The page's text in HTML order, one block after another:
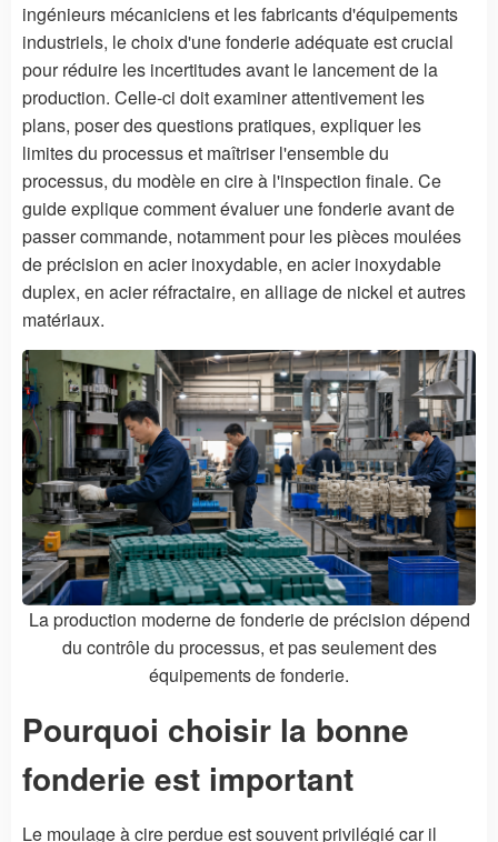
ingénieurs mécaniciens et les fabricants d'équipements
industriels, le choix d'une fonderie adéquate est crucial
pour réduire les incertitudes avant le lancement de la
production. Celle-ci doit examiner attentivement les
plans, poser des questions pratiques, expliquer les
limites du processus et maîtriser l'ensemble du
processus, du modèle en cire à l'inspection finale. Ce
guide explique comment évaluer une fonderie avant de
passer commande, notamment pour les pièces moulées
de précision en acier inoxydable, en acier inoxydable
duplex, en acier réfractaire, en alliage de nickel et autres
matériaux.
La production moderne de fonderie de précision dépend
du contrôle du processus, et pas seulement des
équipements de fonderie.
Pourquoi choisir la bonne
fonderie est important
Le moulage à cire perdue est souvent privilégié car il